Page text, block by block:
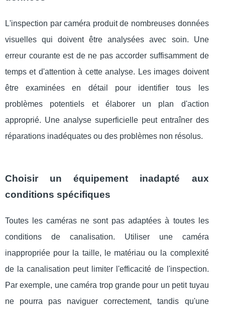
L'inspection par caméra produit de nombreuses données
visuelles qui doivent être analysées avec soin. Une
erreur courante est de ne pas accorder suffisamment de
temps et d'attention à cette analyse. Les images doivent
être examinées en détail pour identifier tous les
problèmes potentiels et élaborer un plan d'action
approprié. Une analyse superficielle peut entraîner des
réparations inadéquates ou des problèmes non résolus.
Choisir un équipement inadapté aux
conditions spécifiques
Toutes les caméras ne sont pas adaptées à toutes les
conditions de canalisation. Utiliser une caméra
inappropriée pour la taille, le matériau ou la complexité
de la canalisation peut limiter l'efficacité de l'inspection.
Par exemple, une caméra trop grande pour un petit tuyau
ne pourra pas naviguer correctement, tandis qu'une